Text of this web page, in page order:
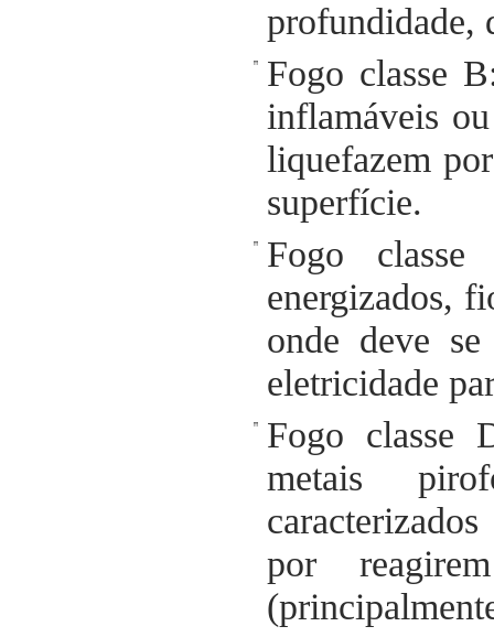
profundidade,
Fogo classe
inflamáveis
liquefazem
superfície.
Fogo classe
energizados,
onde deve
eletricidade
Fogo classe
metais
por